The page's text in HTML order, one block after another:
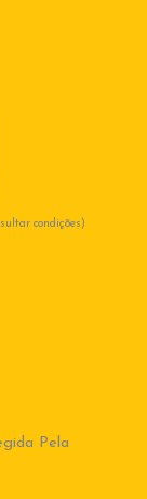
condições)
Pela